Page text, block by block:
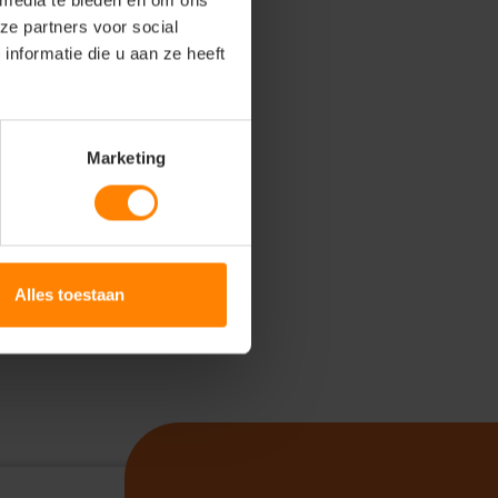
partners voor social
die u aan ze heeft
Marketing
Alles toestaan